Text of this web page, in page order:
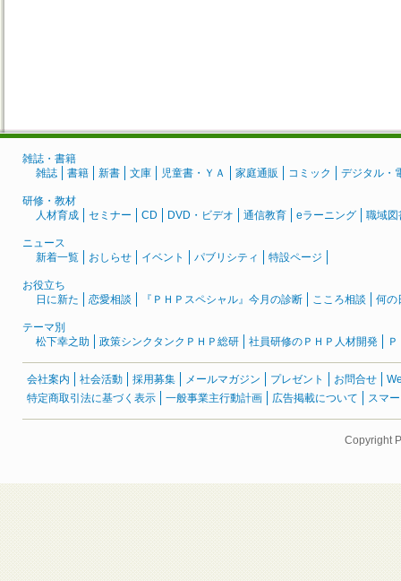
雑誌・書籍
雑誌
書籍 新書 文庫 児童書・ＹＡ 家庭通販 コミック デジタル・
研修・教材
人材育成
セミナー CD DVD・ビデオ 通信教育 eラーニング 職域図
ニュース
新着一覧
おしらせ イベント パブリシティ 特設ページ
お役立ち
日に新た
恋愛相談 『ＰＨＰスペシャル』今月の診断 こころ相談 何の
テーマ別
松下幸之助
政策シンクタンクＰＨＰ総研 社員研修のＰＨＰ人材開発
会社案内 社会活動 採用募集 メールマガジン プレゼント お問合せ
特定商取引法に基づく表示
一般事業主行動計画 広告掲載について スマ
Copyright